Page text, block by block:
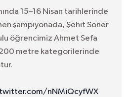
15–16 Nisan tarihlerinde
şampiyonada, Şehit Soner
öğrencimiz Ahmet Sefa
200 metre kategorilerinde
nNMiQcyfWX